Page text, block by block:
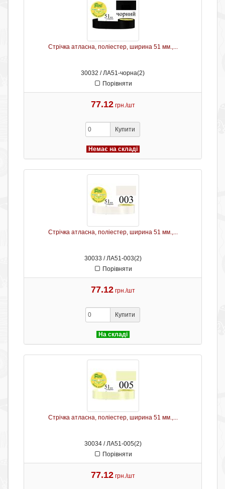
Стрічка атласна, поліестер, ширина 51 мм.,...
30032 / ЛА51-чорна(2)
Порівняти
77.12 грн./шт
Купити
Немає на складі
Стрічка атласна, поліестер, ширина 51 мм.,...
30033 / ЛА51-003(2)
Порівняти
77.12 грн./шт
Купити
На складі
Стрічка атласна, поліестер, ширина 51 мм.,...
30034 / ЛА51-005(2)
Порівняти
77.12 грн./шт